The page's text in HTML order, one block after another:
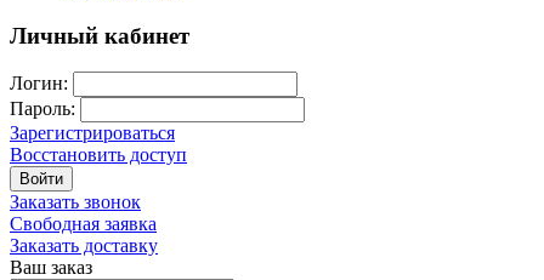
Личный кабинет
Логин:
Пароль:
Зарегистрироваться
Восстановить доступ
Войти
Заказать звонок
Свободная заявка
Заказать доставку
Ваш заказ